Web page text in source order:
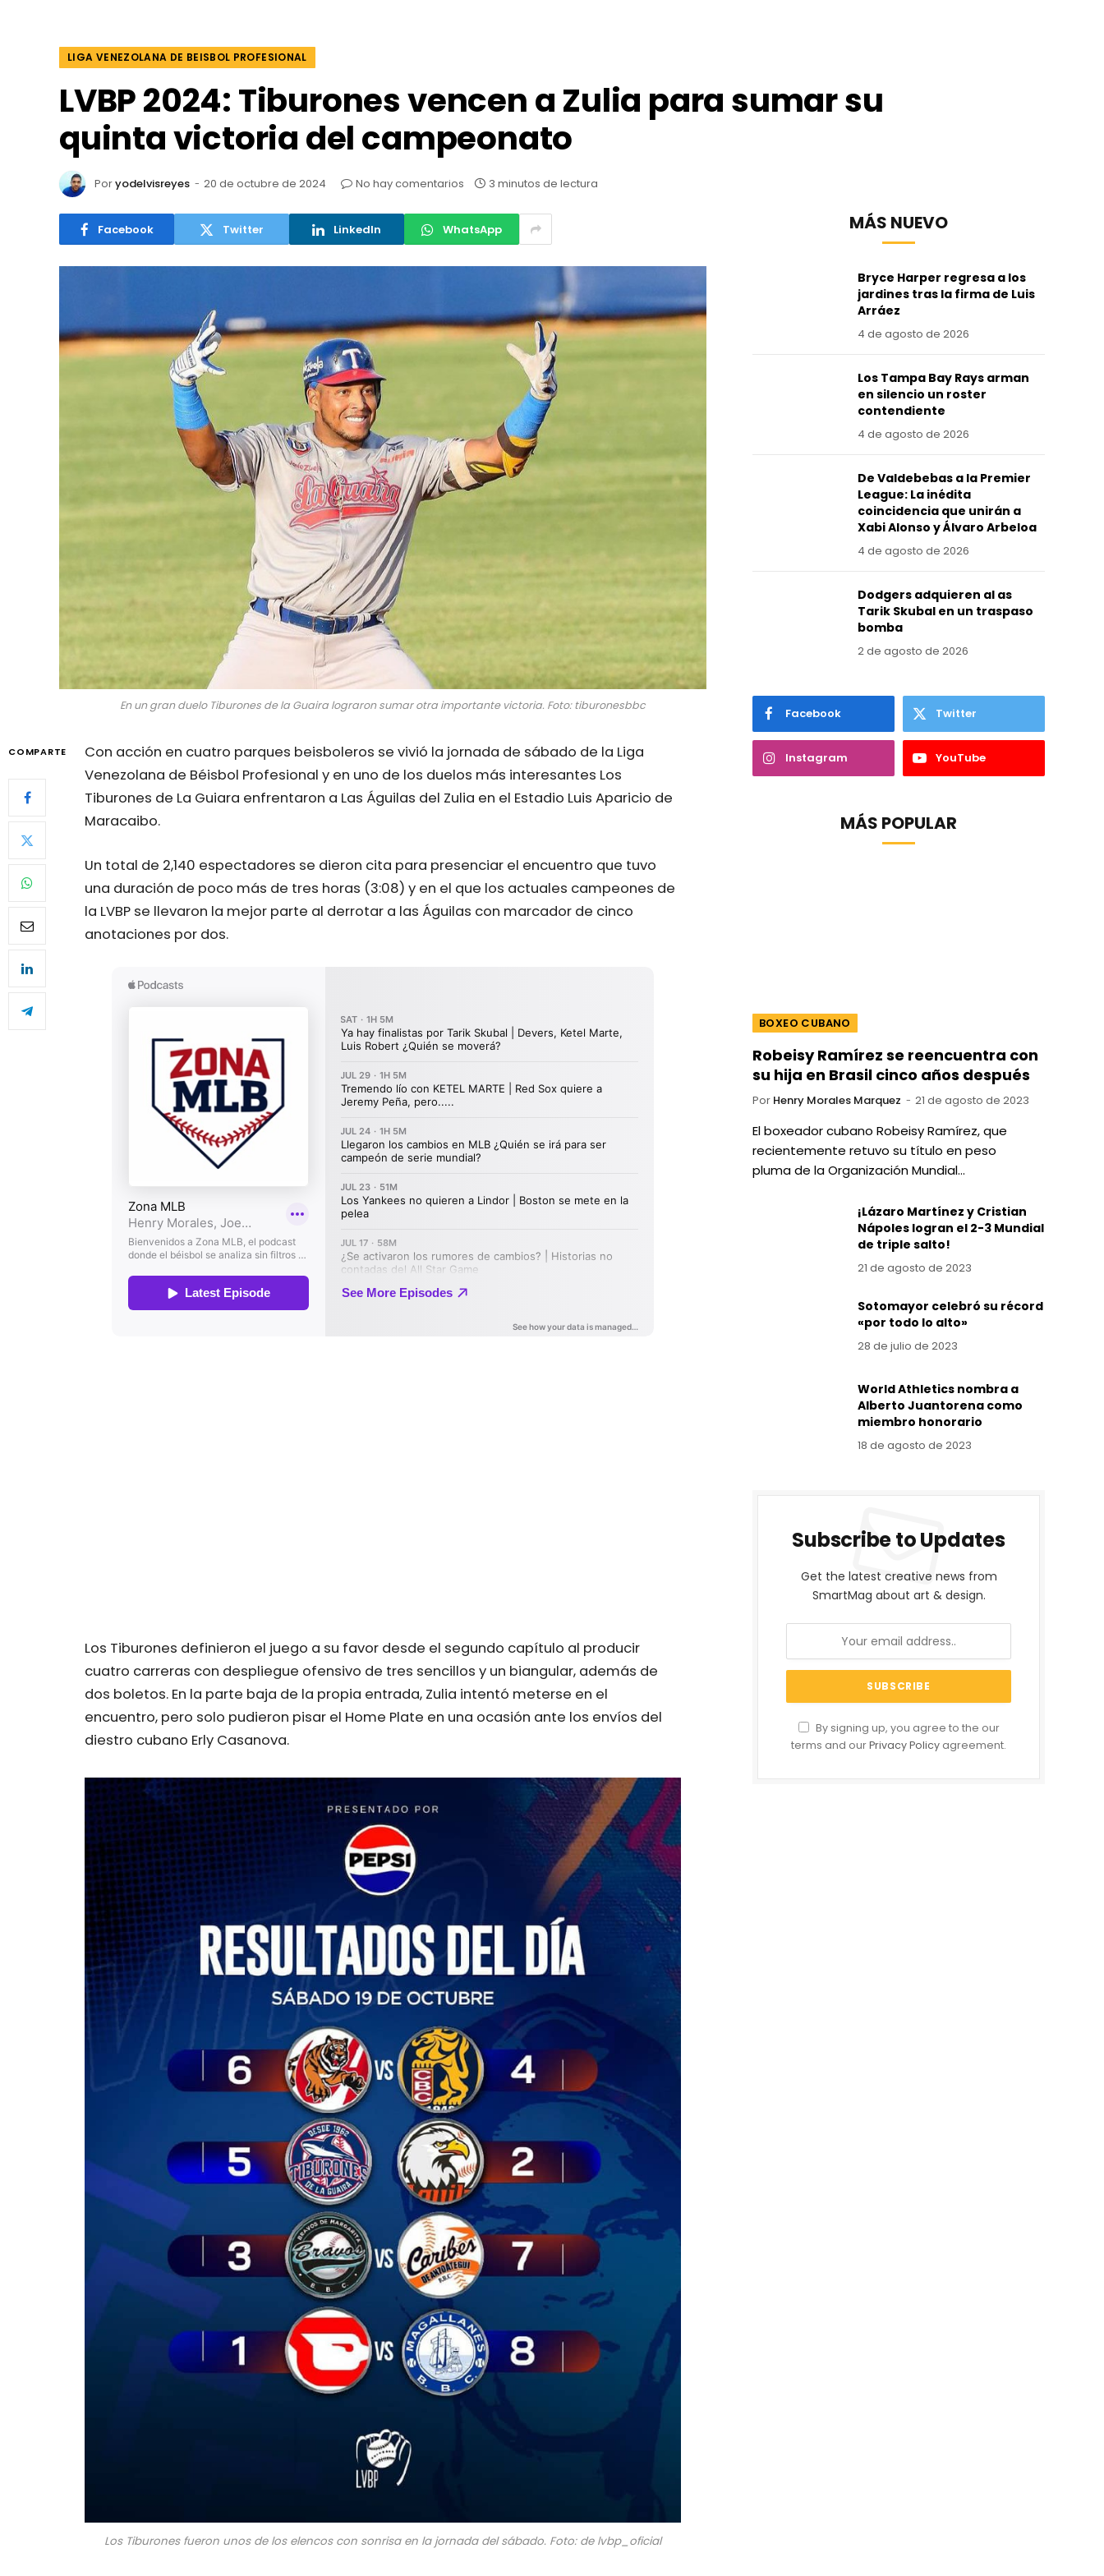
LIGA VENEZOLANA DE BEISBOL PROFESIONAL
LVBP 2024: Tiburones vencen a Zulia para sumar su
quinta victoria del campeonato
Poryodelvisreyes 20 de octubre de 2024 No hay comentarios 3 minutos de lectura
Facebook Twitter LinkedIn WhatsApp
En un gran duelo Tiburones de la Guaira lograron sumar otra importante victoria. Foto: tiburonesbbc
COMPARTE
Con acción en cuatro parques beisboleros se vivió la jornada de sábado de la Liga
Venezolana de Béisbol Profesional y en uno de los duelos más interesantes Los
Tiburones de La Guiara enfrentaron a Las Águilas del Zulia en el Estadio Luis Aparicio de
Maracaibo.
Un total de 2,140 espectadores se dieron cita para presenciar el encuentro que tuvo
una duración de poco más de tres horas (3:08) y en el que los actuales campeones de
la LVBP se llevaron la mejor parte al derrotar a las Águilas con marcador de cinco
anotaciones por dos.
Los Tiburones definieron el juego a su favor desde el segundo capítulo al producir
cuatro carreras con despliegue ofensivo de tres sencillos y un biangular, además de
dos boletos. En la parte baja de la propia entrada, Zulia intentó meterse en el
encuentro, pero solo pudieron pisar el Home Plate en una ocasión ante los envíos del
diestro cubano Erly Casanova.
Los Tiburones fueron unos de los elencos con sonrisa en la jornada del sábado. Foto: de lvbp_oficial
MÁS NUEVO
Bryce Harper regresa a los
jardines tras la firma de Luis
Arráez
4 de agosto de 2026
Los Tampa Bay Rays arman
en silencio un roster
contendiente
4 de agosto de 2026
De Valdebebas a la Premier
League: La inédita
coincidencia que unirán a
Xabi Alonso y Álvaro Arbeloa
4 de agosto de 2026
Dodgers adquieren al as
Tarik Skubal en un traspaso
bomba
2 de agosto de 2026
Facebook Twitter
Instagram YouTube
MÁS POPULAR
BOXEO CUBANO
Robeisy Ramírez se reencuentra con
su hija en Brasil cinco años después
Por Henry Morales Marquez 21 de agosto de 2023
El boxeador cubano Robeisy Ramírez, que
recientemente retuvo su título en peso
pluma de la Organización Mundial…
¡Lázaro Martínez y Cristian
Nápoles logran el 2-3 Mundial
de triple salto!
21 de agosto de 2023
Sotomayor celebró su récord
«por todo lo alto»
28 de julio de 2023
World Athletics nombra a
Alberto Juantorena como
miembro honorario
18 de agosto de 2023
Subscribe to Updates
Get the latest creative news from
SmartMag about art & design.
By signing up, you agree to the our
terms and ourPrivacy Policy agreement.